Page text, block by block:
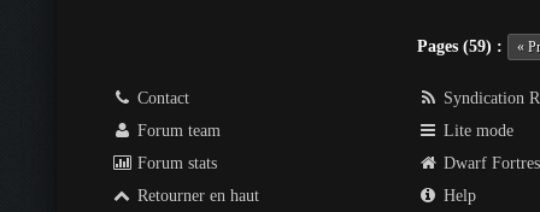
Pages (59) : «
Contact
Forum team
Forum stats
Retourner en haut
Syndication
Lite mode
Dwarf
Help